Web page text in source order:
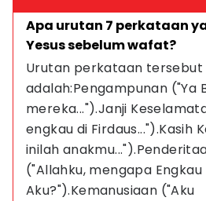
Apa urutan 7 perkataan
Yesus sebelum wafat?
Urutan perkataan tersebut
adalah:Pengampunan ("Ya
mereka...").Janji
engkau di Firdaus...").Kasih
inilah
("Allahku, mengapa
Aku?").Kemanusiaan ("Aku